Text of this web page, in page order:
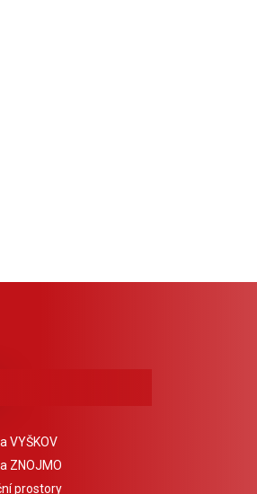
VYŠKOV
ZNOJMO
prostory